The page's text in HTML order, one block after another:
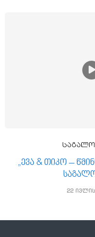
„ევა & თიკო –
22